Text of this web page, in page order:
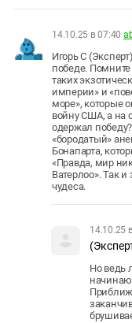
14.10.25 в 07:40
Игорь С
победе.
таких
империи» и
море», которые
войну США, а на
одержал
«бородатый»
Бонапарта,
«Правда, мир
Ватерлоо». Так
чудеса.
14.10.25
Но ведь